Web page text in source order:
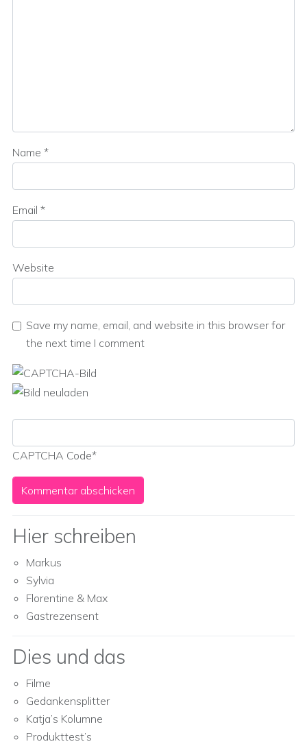
Name *
Email *
Website
Save my name, email, and website in this browser for
the next time I comment
CAPTCHA Code*
Hier schreiben
Markus
Sylvia
Florentine & Max
Gastrezensent
Dies und das
Filme
Gedankensplitter
Katja’s Kolumne
Produkttest’s